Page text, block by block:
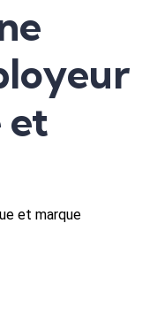
et
et marque